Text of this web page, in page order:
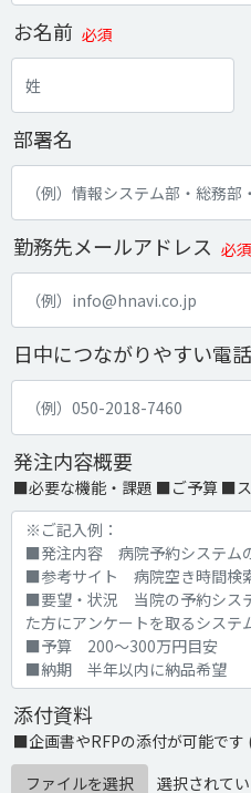
お名前 必須
部署名
勤務先メールアドレス 必須
日中につながりやすい電
発注内容概要
■必要な機能・課題 ■ご予算 ■
添付資料
■企画書やRFPの添付が可能です
ファイルを選択
選択されて